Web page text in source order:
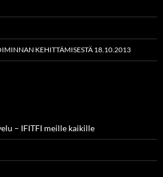
KEHITTÄMISESTÄ 18.10.2013
– IFITFI meille kaikille